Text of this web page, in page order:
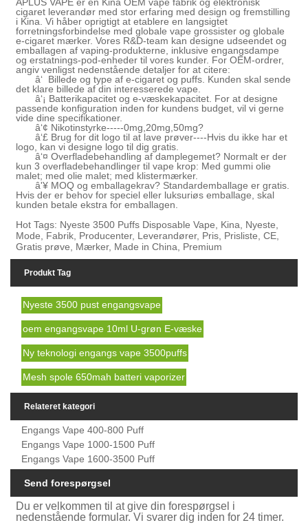
APLUS VAPE er en Kina OEM vape fabrik og elektronisk
cigaret leverandør med stor erfaring med design og fremstilling
i Kina. Vi håber oprigtigt at etablere en langsigtet
forretningsforbindelse med globale vape grossister og globale
e-cigaret mærker. Vores R&D-team kan designe udseendet og
emballagen af ​​vaping-produkterne, inklusive engangsdampe
og erstatnings-pod-enheder til vores kunder. For OEM-ordrer,
angiv venligst nedenstående detaljer for at citere:
â‘ Billede og type af e-cigaret og puffs. Kunden skal sende
det klare billede af din interesserede vape.
â‘¡ Batterikapacitet og e-væskekapacitet. For at designe
passende konfiguration inden for kundens budget, vil vi gerne
vide dine specifikationer.
â‘¢ Nikotinstyrke-----0mg,20mg,50mg?
â‘£ Brug for dit logo til at lave prøver----Hvis du ikke har et
logo, kan vi designe logo til dig gratis.
â‘¤ Overfladebehandling af damplegemet? Normalt er der
kun 3 overfladebehandlinger til vape krop: Med gummi olie
malet; med olie malet; med klistermærker.
â'¥ MOQ og emballagekrav? Standardemballage er gratis.
Hvis der er behov for speciel eller luksuriøs emballage, skal
kunden betale ekstra for emballagen.
Hot Tags: Nyeste 3500 Puffs Disposable Vape, Kina, Nyeste,
Mode, Fabrik, Producenter, Leverandører, Pris, Prisliste, CE,
Gratis prøve, Mærker, Made in China, Premium
Produkt Tag
Nyeste 3500 pust engangsvape
oem engangsvape 10ml U-grøn E-væske
Ny teknologi engangs vape 3500puffs
Mesh spole 650mah batteri vaporizer
Relateret kategori
Engangs Vape 400-800 Puff
Engangs Vape 1000-1500 Puff
Engangs Vape 1600-3500 Puff
Send forespørgsel
Du er velkommen til at give din forespørgsel i
nedenstående formular. Vi svarer dig inden for 24 timer.